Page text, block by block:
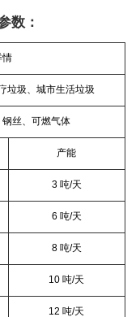
数：
情
垃圾、城市生活垃圾
丝、可燃气体
产能
3 吨/天
6 吨/天
8 吨/天
10 吨/天
12 吨/天